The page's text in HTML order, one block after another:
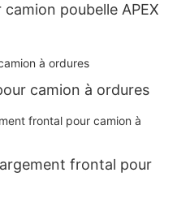
poubelle APEX
camion à ordures
frontal pour